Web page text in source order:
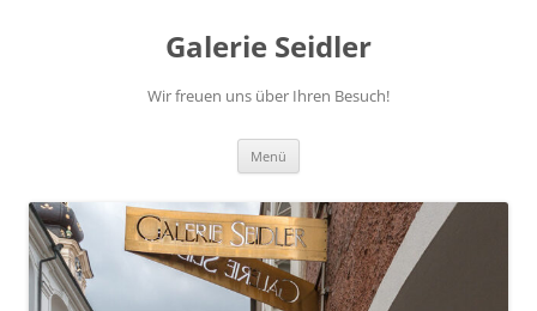
Galerie Seidler
Wir freuen uns über Ihren Besuch!
Menü